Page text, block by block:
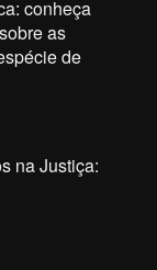
conheça
as
de
na Justiça: